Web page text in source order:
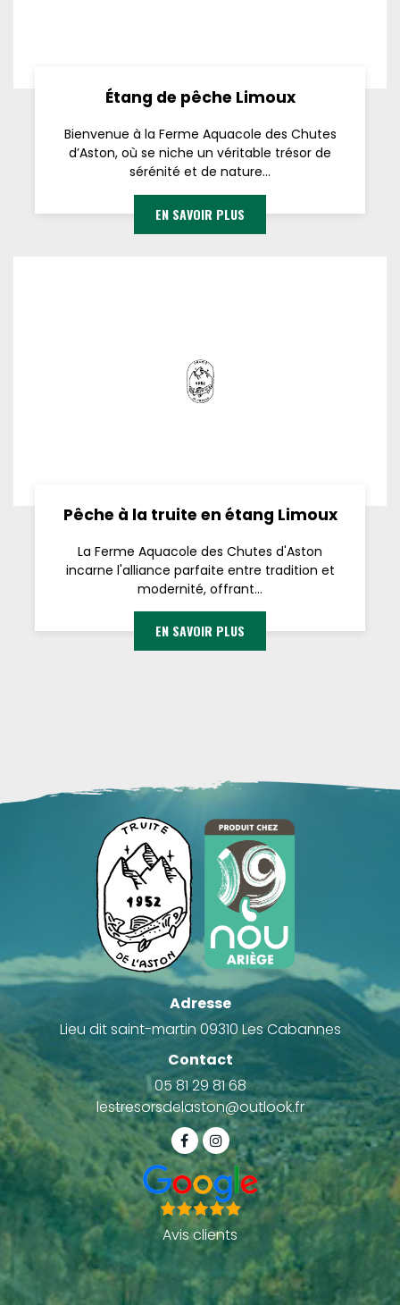
Étang de pêche Limoux
Bienvenue à la Ferme Aquacole des Chutes
d’Aston, où se niche un véritable trésor de
sérénité et de nature...
EN SAVOIR PLUS
Pêche à la truite en étang Limoux
La Ferme Aquacole des Chutes d'Aston
incarne l'alliance parfaite entre tradition et
modernité, offrant...
EN SAVOIR PLUS
Adresse
Lieu dit saint-martin 09310 Les Cabannes
Contact
05 81 29 81 68
lestresorsdelaston@outlook.fr
Avis clients